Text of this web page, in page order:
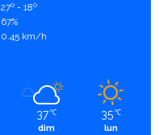
27º - 18º
67%
0.45 km/h
37 ℃
dim
35 ℃
lun